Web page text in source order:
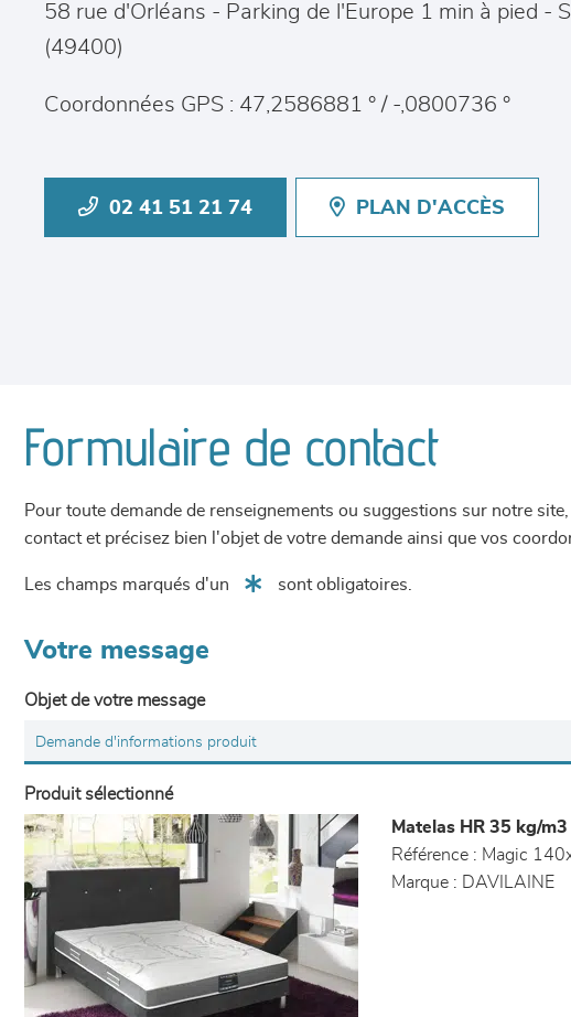
58 rue d'Orléans - Parking de l'Europe 1 min à pied -
(49400)
Coordonnées GPS : 47,2586881 ° / -,0800736 °
02 41 51 21 74 PLAN D'ACCÈS
Formulaire de contact
Pour toute demande de renseignements ou suggestions sur notre
contact et précisez bien l'objet de votre demande ainsi que vos
Les champs marqués d'un sont obligatoires.
Votre message
Objet de votre message
Produit sélectionné
Matelas HR 35 kg/m3
Référence : Magic
Marque : DAVILAINE